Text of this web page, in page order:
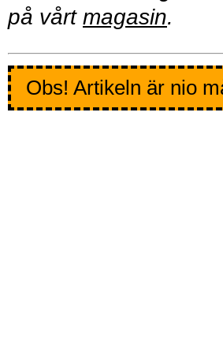
på vårt magasin.
Obs! Artikeln är nio